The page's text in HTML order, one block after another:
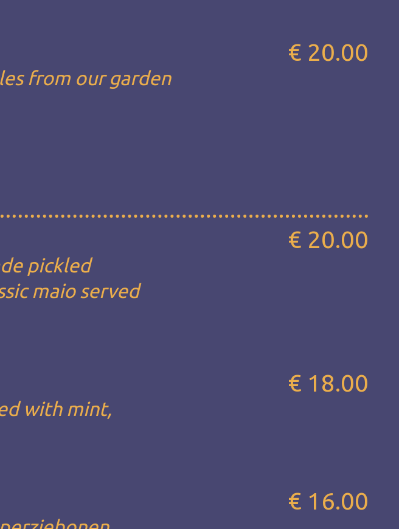
from our garden
€ 20.00
pickled
maio served
€ 20.00
with mint,
€ 18.00
€ 16.00